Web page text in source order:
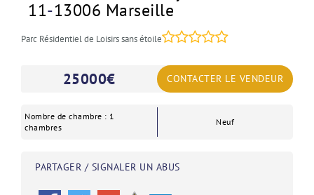
11-13006 Marseille
Parc Résidentiel de Loisirs sans étoile
25000€ CONTACTER LE VENDEUR
Nombre de chambre : 1
chambres
Neuf
PARTAGER / SIGNALER UN ABUS